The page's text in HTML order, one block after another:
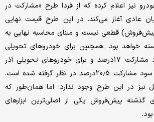
نیز اعلام کرده که از فردا طرح «مشارکت در
عادی آغاز می‌کند. در این طرح قیمت نهایی
قطعی نیست و مبنای محاسبه نهایی به
خواهد بود. همچنین برای خودرو‌های تحویلی
مهر و آبان 1405، سود مشارکت 17درصد و برای خودرو‌های تحویلی آذر
1405 تا شهریور 1406، سود مشارکت 20.5درصد در نظر گرفته شده است.
نیز در این طرح وجود ندارد؛ اما همان‌طور که
گذشته پیش‌فروش یکی از اصلی‌ترین ابزارهای